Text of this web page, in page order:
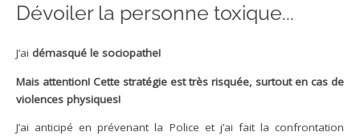
Dévoiler la personne toxique...
J’ai démasqué le sociopathe!
Mais attention! Cette stratégie est très risquée, surtout en cas de
violences physiques!
J’ai anticipé en prévenant la Police et j’ai fait la confrontation